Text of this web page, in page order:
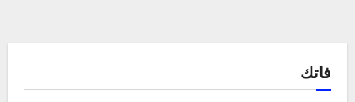
فاتك